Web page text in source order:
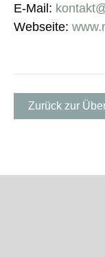
E-Mail:
Webseite:
Zurück zur